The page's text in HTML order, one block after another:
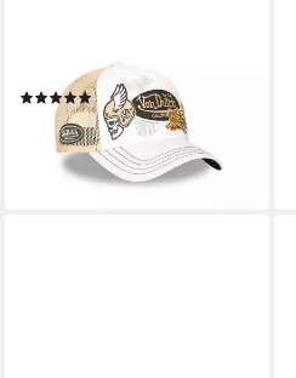
(kein Set)
(1)
32,90 €
lieferbar - in 6-7 Werktagen bei dir
+2